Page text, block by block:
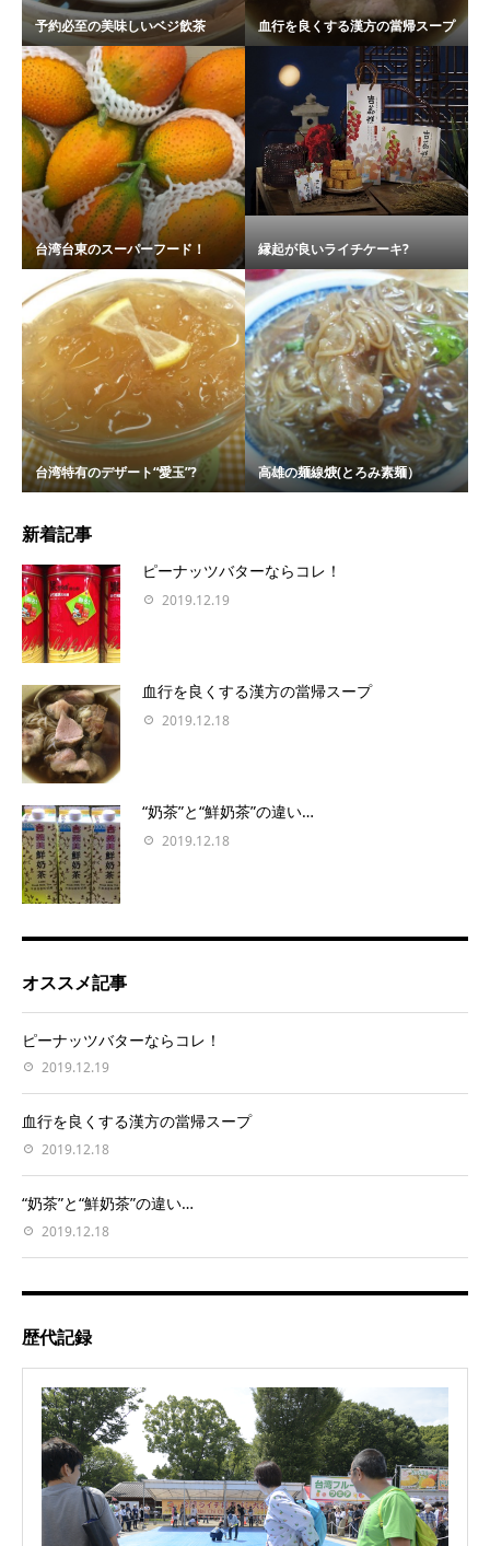
予約必至の美味しいベジ飲茶 血行を良くする漢方の當帰スープ
台湾台東のスーパーフード！ 縁起が良いライチケーキ?
台湾特有のデザート“愛玉”? 高雄の麺線焿(とろみ素麺）
新着記事
ピーナッツバターならコレ！
2019.12.19
血行を良くする漢方の當帰スープ
2019.12.18
“奶茶”と“鮮奶茶”の違い…
2019.12.18
オススメ記事
ピーナッツバターならコレ！
2019.12.19
血行を良くする漢方の當帰スープ
2019.12.18
“奶茶”と“鮮奶茶”の違い…
2019.12.18
歴代記録